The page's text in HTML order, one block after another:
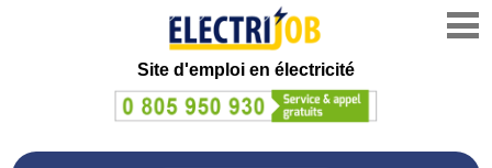
Site d'emploi en électricité